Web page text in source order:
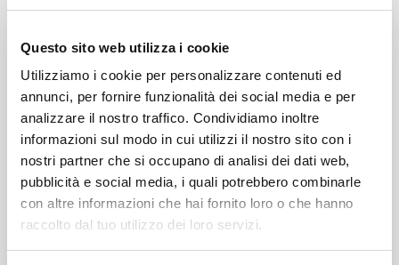
Questo sito web utilizza i cookie
Utilizziamo i cookie per personalizzare contenuti ed
annunci, per fornire funzionalità dei social media e per
analizzare il nostro traffico. Condividiamo inoltre
informazioni sul modo in cui utilizzi il nostro sito con i
nostri partner che si occupano di analisi dei dati web,
pubblicità e social media, i quali potrebbero combinarle
con altre informazioni che hai fornito loro o che hanno
raccolto dal tuo utilizzo dei loro servizi.
neonata Banda di Istituto.
Programma
26 maggio, ore 20.30: Sondalo, Tensostruttura.
27 maggio, ore 20.30: Lovero, Spazio Cultura.
29 maggio, ore 20.30: Grosotto, campetto oratorio.
6 giugno, ore 17.30: Grosio, Villa Visconti.
Informazioni utili
Evento musicale diffuso con tappe in più località del